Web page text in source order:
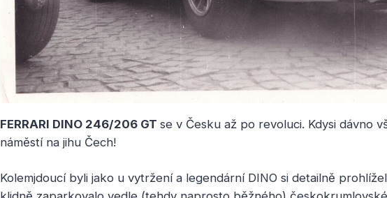
FERRARI DINO 246/206 GT se v Česku až po revoluci. Kdysi dávno
náměstí na jihu Čech!
Kolemjdoucí byli jako u vytržení a legendární DINO si detailně